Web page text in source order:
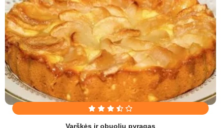
Varškės ir obuolių pyragas